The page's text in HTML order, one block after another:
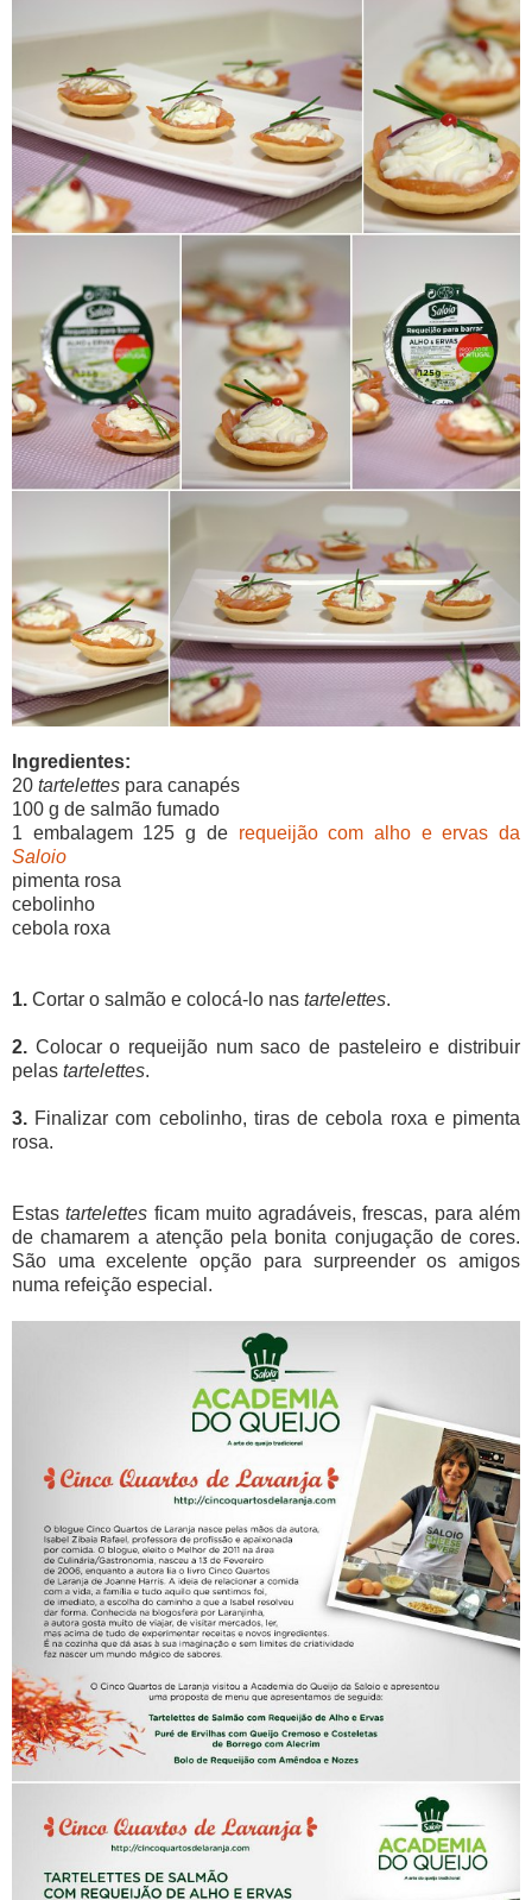
Ingredientes:
20 tartelettes para canapés
100 g de salmão fumado
1 embalagem 125 g de requeijão com alho e ervas da
Saloio
pimenta rosa
cebolinho
cebola roxa
1. Cortar o salmão e colocá-lo nas tartelettes.
2. Colocar o requeijão num saco de pasteleiro e distribuir
pelas tartelettes.
3. Finalizar com cebolinho, tiras de cebola roxa e pimenta
rosa.
Estastartelettes ficam muito agradáveis, frescas, para além
de chamarem a atenção pela bonita conjugação de cores.
São uma excelente opção para surpreender os amigos
numa refeição especial.